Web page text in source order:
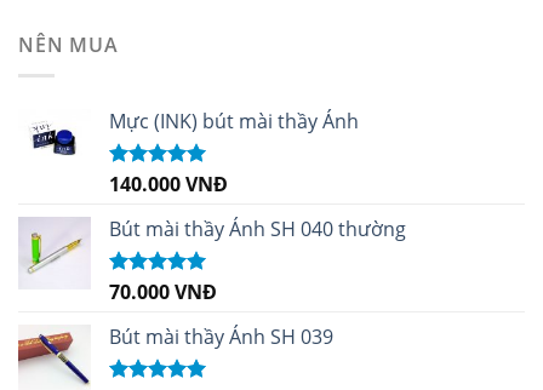
NÊN MUA
Mực (INK) bút mài thầy Ánh
Được xếp
sao
140.000VNĐ
Bút mài thầy Ánh SH 040 thường
Được xếp
sao
70.000VNĐ
Bút mài thầy Ánh SH 039